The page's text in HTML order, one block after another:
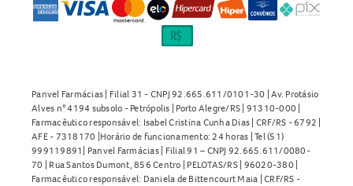
Não há relatos de superdosagem com oColpist MT Creme
Vaginal. No entanto, em caso de uso de quantidade maior
do que a indicada, é recomendado procurar rapidamente
Leve a embalagem ou a bula do medicamento e, se
necessário, entre em contato com o serviço de orientação
indicado na bula.
Como guardar o Colpist MT Creme Vaginal?
Panvel Farmácias | Filial 31 - CNPJ 92.665.611/0101-30 | Av. Protásio
Alves n° 4194 subsolo - Petrópolis | Porto Alegre/RS | 91310-000 |
Farmacêutico responsável: Isabel Cristina Cunha Dias | CRF/RS - 6792 |
AFE - 7318170 |Horário de funcionamento: 24 horas | Tel (51)
999119891| Panvel Farmácias | Filial 91 – CNPJ 92.665.611/0080-
70 | Rua Santos Dumont, 856 Centro | PELOTAS/RS | 96020-380 |
Farmacêutico responsável: Daniela de Bittencourt Maia | CRF/RS -